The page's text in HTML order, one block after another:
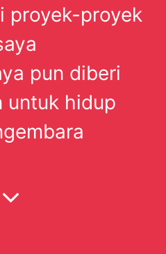
proyek-proyek
pun diberi
untuk hidup